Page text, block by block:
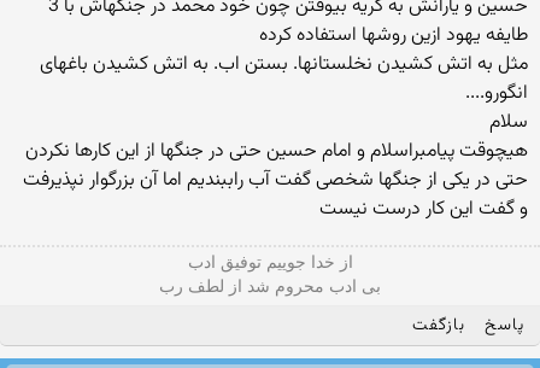
حسین و یارانش به گریه بیوفتن چون خود محمد در جنگهاش با 3
طایفه یهود ازین روشها استفاده كرده
مثل به اتش كشیدن نخلستانها. بستن اب. به اتش كشیدن باغهای
انگورو....
سلام
هیچوقت پیامبراسلام و امام حسین حتی در جنگها از این کارها نکردن
حتی در یکی از جنگها شخصی گفت آب راببندیم اما آن بزرگوار نپذیرفت
و گفت این کار درست نیست
از خدا جوییم توفیق ادب
بی ادب محروم شد از لطف رب
پاسخ بازگفت